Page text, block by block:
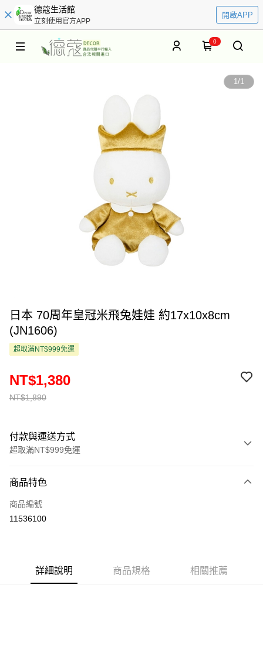
德蔻生活館
立刻使用官方APP
開啟APP
0
1/1
日本 70周年皇冠米飛兔娃娃 約17x10x8cm
(JN1606)
超取滿NT$999免運
NT$1,890
NT$1,380
付款與運送方式
超取滿NT$999免運
信用卡一次付款
超商取貨付款
街口支付
商品特色
商品編號
11536100
詳細說明 商品規格 相關推薦